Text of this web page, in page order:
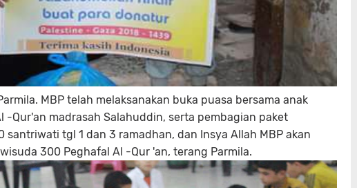
MBP telah melaksanakan buka puasa bersama anak
Qur'an madrasah Salahuddin, serta pembagian paket
santriwati tgl 1 dan 3 ramadhan, dan Insya Allah MBP akan
300 Peghafal Al -Qur 'an, terang Parmila.